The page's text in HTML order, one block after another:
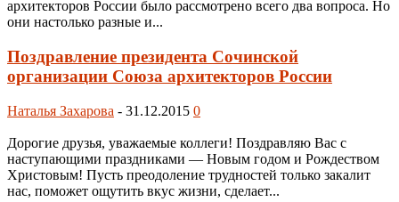
архитекторов России было рассмотрено всего два вопроса. Но
они настолько разные и...
Поздравление президента Сочинской
организации Союза архитекторов России
Наталья Захарова - 31.12.2015 0
Дорогие друзья, уважаемые коллеги! Поздравляю Вас с
наступающими праздниками — Новым годом и Рождеством
Христовым! Пусть преодоление трудностей только закалит
нас, поможет ощутить вкус жизни, сделает...